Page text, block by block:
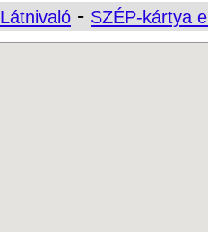
Látnivaló - SZÉP-kártya